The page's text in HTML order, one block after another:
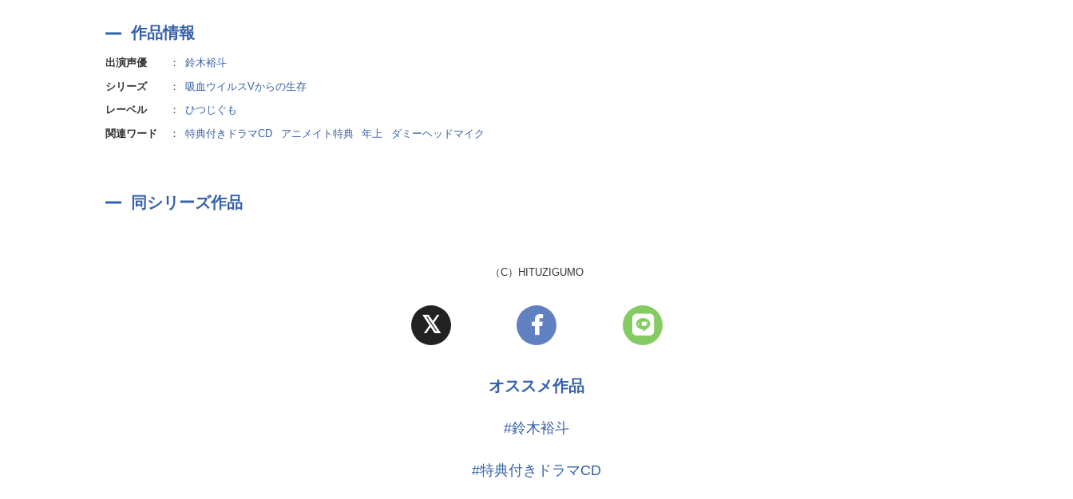
真実を知るための体験型謎解き音声が本作です。
生き抜くために、疑惑や秘密を暴け。
あなたはもはや、この残酷な世界の一部に過ぎないのだから。
≪主要登場人物≫
医学部二年生。家庭教師としてあなたの自宅に通っており、優しいお兄ちゃんのような存在。
作品情報
出演声優 ：
鈴木裕斗
シリーズ
：
吸血ウイルスVからの生存
レーベル
：
ひつじぐも
関連ワード
： 特典付きドラマCD アニメイト特典 年上 ダミーヘッドマイク
同シリーズ作品
（C）HITUZIGUMO
オススメ作品
#鈴木裕斗
#特典付きドラマCD